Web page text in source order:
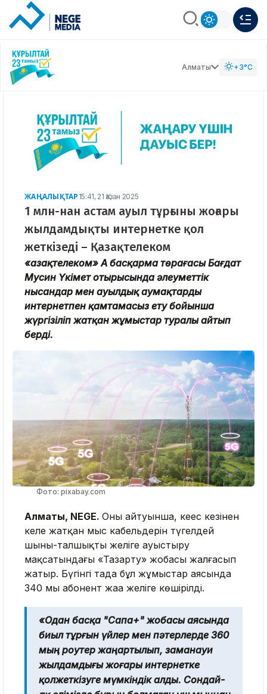
Алматы +3°C
ЖАҢАЛЫҚТАР 15:41, 21 Қазан 2025
1 млн-нан астам ауыл тұрғыны жоғары
жылдамдықты интернетке қол
жеткізеді – Қазақтелеком
«Қазақтелеком» АҚ басқарма төрағасы Бағдат
Мусин Үкімет отырысында әлеуметтік
нысандар мен ауылдық аумақтарды
интернетпен қамтамасыз ету бойынша
жүргізіліп жатқан жұмыстар туралы айтып
берді.
Фото: pixabay.com
Алматы, NEGE. Оның айтуынша, кеңес кезінен
келе жатқан мыс кабельдерін түгелдей
шыны-талшықты желіге ауыстыру
мақсатындағы «Тазарту» жобасы жалғасып
жатыр. Бүгінгі таңда бұл жұмыстар аясында
340 мың абонент жаңа желіге көшірілді.
«Одан басқа "Сапа+" жобасы аясында
биыл тұрғын үйлер мен пәтерлерде 360
мың роутер жаңартылып, заманауи
жылдамдығы жоғары интернетке
қолжеткізуге мүмкіндік алды. Сондай-